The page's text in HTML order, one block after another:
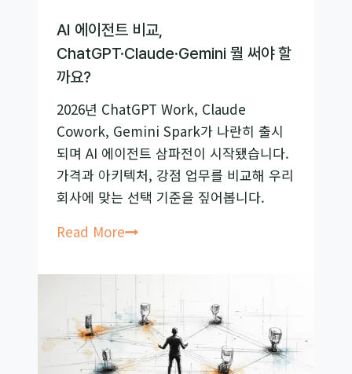
지
니
핵
심
이
론
총
AI 에이전트 비교,
ChatGPT·Claude·Gemini 뭘 써야 할
까요?
2026년 ChatGPT Work, Claude
Cowork, Gemini Spark가 나란히 출시
되며 AI 에이전트 삼파전이 시작됐습니다.
가격과 아키텍처, 강점 업무를 비교해 우리
회사에 맞는 선택 기준을 짚어봅니다.
Read MoreAI
이
트
비
교,